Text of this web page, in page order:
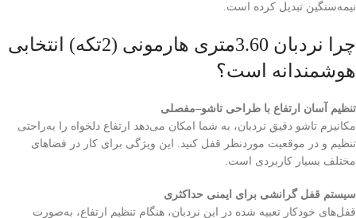
نیمه‌سنگین تبدیل کرده است.
چرا نردبان 3.60متری هارمونی (2تکه) انتخابی
هوشمندانه است؟
تنظیم آسان ارتفاع با طراحی تاشو–مفصلی
مکانیزم تاشو دقیق نردبان، به شما امکان می‌دهد ارتفاع دلخواه را به‌راحتی
تنظیم و در موقعیت موردنظر قفل کنید. این ویژگی برای کار در فضاهای
مختلف بسیار کاربردی است.
سیستم قفل گرانشی برای ایمنی حداکثری
قفل‌های خودکار تعبیه‌ شده در این نردبان، هنگام تنظیم ارتفاع، به‌صورت